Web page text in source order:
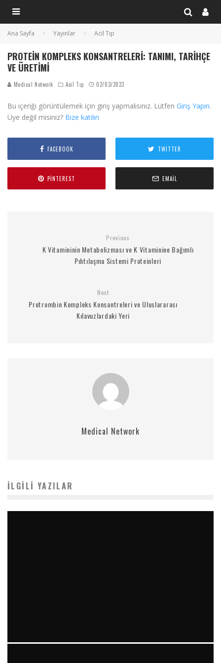
Ana Sayfa Yayınlar Acil Tıp
PROTEIN KOMPLEKS KONSANTRELERI: TANIMI, TARIHÇE
VE ÜRETIMI
Medical Network Acil Tıp 02/03/2023
Bu içeriği görüntülemek için giriş yapmalısınız. Lütfen Giriş Yapın.
Üye değil misiniz? Bize katılın
FACEBOOK TWITTER
PINTEREST EMAIL
Previous
K Vitamininin Metabolizması ve K Vitaminine Bağımlı
Pıhtılaşma Sistemi Proteinleri
Next
Protrombin Kompleks Konsantreleri ve Uluslararası
Kılavuzlardaki Yeri
Medical Network
İLGILI YAZILAR